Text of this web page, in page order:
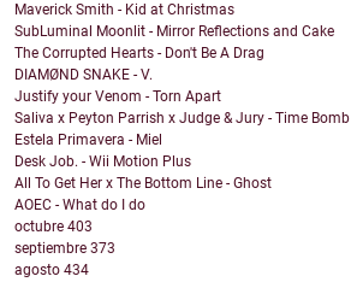
Maverick Smith - Kid at Christmas
SubLuminal Moonlit - Mirror Reflections and Cake
The Corrupted Hearts - Don't Be A Drag
DIAMØND SNAKE - V.
Justify your Venom - Torn Apart
Saliva x Peyton Parrish x Judge & Jury - Time Bomb
Estela Primavera - Miel
Desk Job. - Wii Motion Plus
All To Get Her x The Bottom Line - Ghost
AOEC - What do I do
octubre 403
septiembre 373
agosto 434